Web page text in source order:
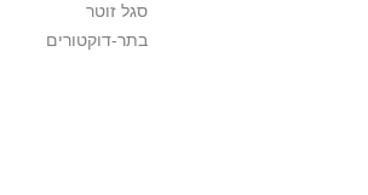
סגל זוטר
בתר-דוקטורים